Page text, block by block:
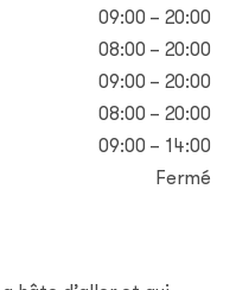
09:00 – 20:00
08:00 – 20:00
09:00 – 20:00
08:00 – 20:00
09:00 – 14:00
Fermé